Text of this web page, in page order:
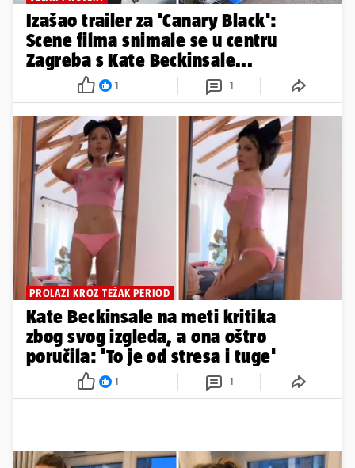
Izašao trailer za 'Canary Black':
Scene filma snimale se u centru
Zagreba s Kate Beckinsale...
1 1
PROLAZI KROZ TEŽAK PERIOD
Kate Beckinsale na meti kritika
zbog svog izgleda, a ona oštro
poručila: 'To je od stresa i tuge'
1 1